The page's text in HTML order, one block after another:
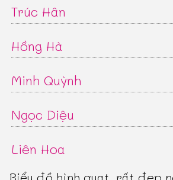
Trúc Hân
Hồng Hà
Minh Quỳnh
Ngọc Diệu
Liên Hoa